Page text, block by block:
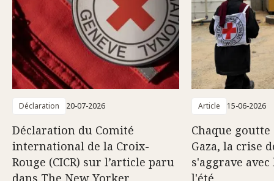
Déclaration 20-07-2026
Déclaration du Comité
international de la Croix-
Rouge (CICR) sur l’article paru
dans The New Yorker
Article 15-06-2026
Chaque goutte
Gaza, la crise
s'aggrave
l'été